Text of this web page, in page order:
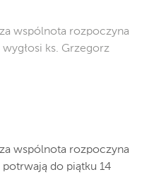
wspólnota rozpoczyna
ks. Grzegorz
wspólnota rozpoczyna
do piątku 14